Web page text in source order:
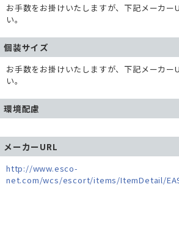
お手数をお掛けいたしますが、下記メーカー
い。
個装サイズ
お手数をお掛けいたしますが、下記メーカー
い。
環境配慮
メーカーURL
http://www.esco-
net.com/wcs/escort/items/ItemDetail/